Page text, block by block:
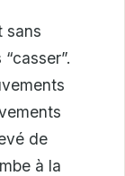
sans
de
à la